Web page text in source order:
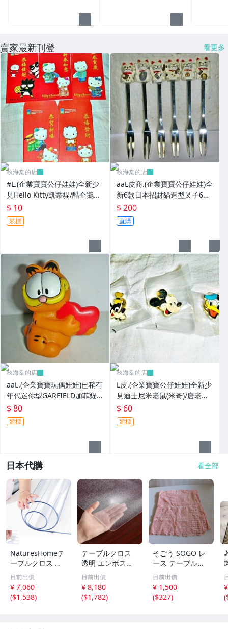
賣家最新刊登 看更多
秋海棠的店
#L.(企業寶寶公仔娃娃)全新少
見Hello Kitty凱蒂貓/酷企鵝造
型紅包袋5個一套誠泰銀行所
贈!
$ 10
競標
秋海棠的店
aaL皮商.(企業寶寶公仔娃娃)全
新6款日本招財貓造型叉子6
入!!--造型都不一樣值得收藏!!/
大4/-P
$ 200
直購
秋海棠的店
aaL.(企業寶寶玩偶娃娃)已稍有
年代迷你型GARFIELD加菲貓
拿紅色心型造型公仔!--保存良
好值得收藏!/6房樂箱1
$ 80
競標
秋海棠的店
L皮.(企業寶寶公仔娃娃)全新少
見迪士尼米老鼠(米奇)/唐老鴨/
高飛狗造型紀念章/勳章/徽章!
$ 60
競標
日本代購 看全部
NaturesHomeテ
ーブルクロス 透
明 ， デスクマッ
ト，防水，耐油，
厚手，テーブルク
ロスビニール，1.
目前出價
¥ 7,060
($1,538)
テーブルクロス
透明 エンボス加
工80*150cm 厚
さ 2mm デスクマ
ット 防水・防
汚・耐摩耗・耐キ
目前出價
¥ 8,180
($1,782)
そごう SOGO レ
ース テーブルセ
ンター テーブル
ランナー ピンク
約40×134cm 百
貨店購入品 イン
目前出價
¥ 1,500
($327)
(